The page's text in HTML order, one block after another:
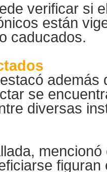
verificar si
están
caducados.
además
se
diversas
figuran